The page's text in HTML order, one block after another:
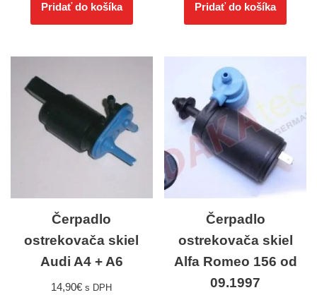
Pridať do košíka Pridať do košíka
Čerpadlo
ostrekovača skiel
Audi A4 + A6
14,90€ s DPH
Čerpadlo
ostrekovača skiel
Alfa Romeo 156 od
09.1997